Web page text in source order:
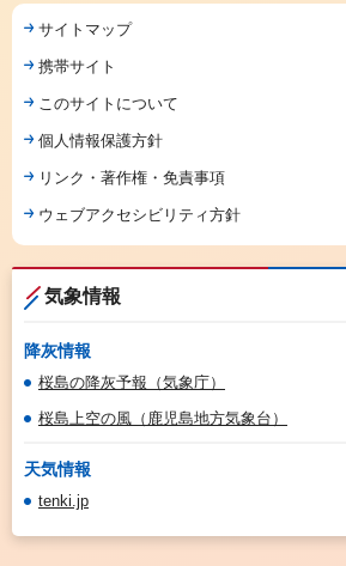
サイトマップ
携帯サイト
このサイトについて
個人情報保護方針
リンク・著作権・免責事項
ウェブアクセシビリティ方針
気象情報
降灰情報
桜島の降灰予報（気象庁）
桜島上空の風（鹿児島地方気象台）
天気情報
tenki.jp